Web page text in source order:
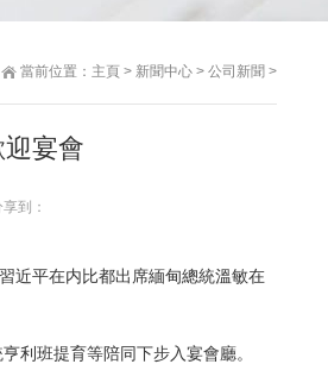
當前位置： 主頁 > 新聞中心 > 公司新聞 >
宴會
到：
平在内比都出席緬甸總統溫敏在
班提育等陪同下步入宴會廳。